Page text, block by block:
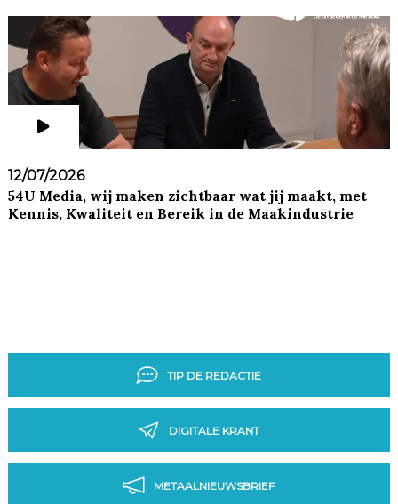
12/07/2026
54U Media, wij maken zichtbaar wat jij maakt, met
Kennis, Kwaliteit en Bereik in de Maakindustrie
TIP DE REDACTIE
DIGITALE KRANT
METAALNIEUWSBRIEF